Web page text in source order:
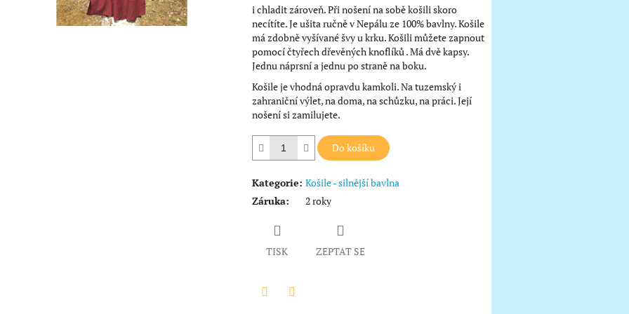
i chladit zároveň. Při nošení na sobě košili skoro
necítíte. Je ušita ručně v Nepálu ze 100% bavlny. Košile
má zdobně vyšívané švy u krku. Košili můžete zapnout
pomocí čtyřech dřevěných knoflíků . Má dvě kapsy.
Jednu náprsní a jednu po straně na boku.
Košile je vhodná opravdu kamkoli. Na tuzemský i
zahraniční výlet, na doma, na schůzku, na práci. Její
nošení si zamilujete.
Do košíku
Kategorie: Košile - silnější bavlna
Záruka: 2 roky
TISK ZEPTAT SE